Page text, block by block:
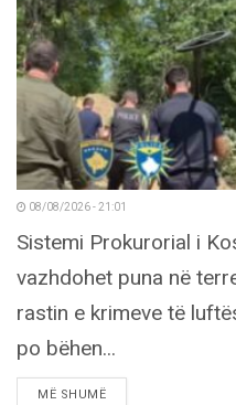
08/08/2026 - 21:01
Sistemi Prokurorial i
vazhdohet puna në
rastin e krimeve të
po bëhen...
MË SHUMËDETAILS